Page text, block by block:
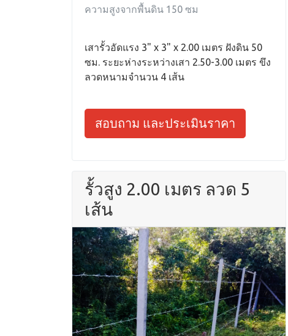
ความสูงจากพื้นดิน 150 ซม
เสารั้วอัดแรง 3" x 3" x 2.00 เมตร ฝังดิน 50
ซม. ระยะห่างระหว่างเสา 2.50-3.00 เมตร ขึง
ลวดหนามจำนวน 4 เส้น
สอบถาม และประเมินราคา
รั้วสูง 2.00 เมตร ลวด 5
เส้น